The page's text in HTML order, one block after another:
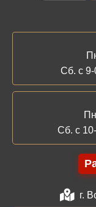
Сб. с
Сб. с
г.